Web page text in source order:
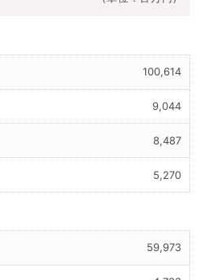
100,614
9,044
8,487
5,270
59,973